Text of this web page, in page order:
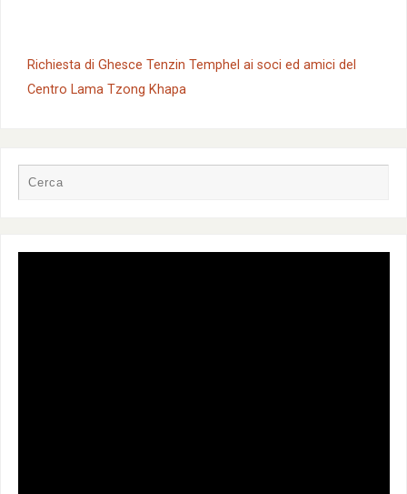
Richiesta di Ghesce Tenzin Temphel ai soci ed amici del
Centro Lama Tzong Khapa